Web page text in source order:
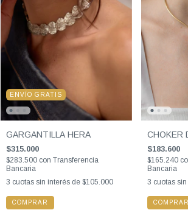
ENVÍO GRATIS
GARGANTILLA HERA
$315.000
$283.500 con Transferencia
Bancaria
3 cuotas sin interés de $105.000
COMPRAR
CHOKER
$183.600
$165.240
Bancaria
3 cuotas
COMPRAR